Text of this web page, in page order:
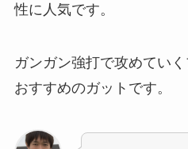
性に人気です。
ガンガン強打で攻めてい
おすすめのガットです。